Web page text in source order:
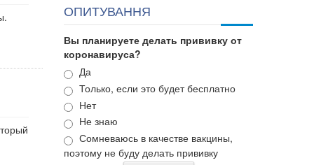
ОПИТУВАННЯ
Вы планируете делать прививку от
коронавируса?
Варианты
Да
Только, если это будет бесплатно
Нет
Не знаю
Сомневаюсь в качестве вакцины,
поэтому не буду делать прививку